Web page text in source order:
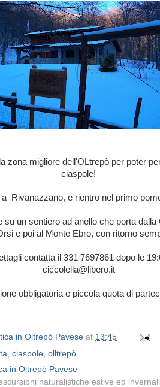
zona migliore dell'OLtrepò per poter
ciaspole!
a Rivanazzano, e rientro nel primo
su un sentiero ad anello che porta dalla
e poi al Monte Ebro, con ritorno
contatta il 331 7697861 dopo le
ciccolella@libero.it
obbligatoria e piccola quota di
in Oltrepò Pavese at 13:45
ciaspole olltrepò
in Oltrepò Pavese
naturalistiche estive ed